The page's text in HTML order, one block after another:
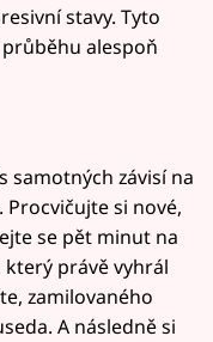
stavy. Tyto
alespoň
samotných závisí na
Procvičujte si nové,
se pět minut na
který právě vyhrál
zamilovaného
A následně si